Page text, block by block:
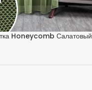
Honeycomb Салатовый